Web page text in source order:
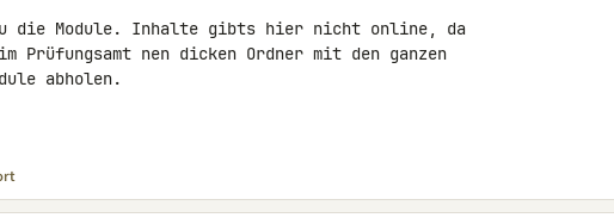
die Module. Inhalte gibts hier nicht online, da
Prüfungsamt nen dicken Ordner mit den ganzen
abholen.